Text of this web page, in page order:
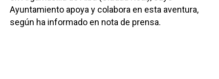
Ayuntamiento apoya y colabora en esta aventura,
según ha informado en nota de prensa.